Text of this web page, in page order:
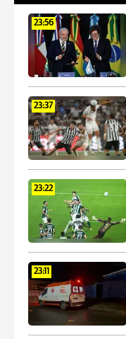
23:56
23:37
23:22
23:11